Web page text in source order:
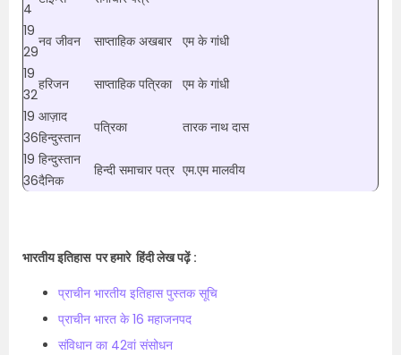
4
19
29
नव जीवन साप्ताहिक अखबार एम के गांधी
19
32
हरिजन साप्ताहिक पत्रिका एम के गांधी
19
36
आज़ाद
हिन्दुस्तान
पत्रिका
तारक नाथ दास
19
36
हिन्दुस्तान
दैनिक
हिन्दी समाचार पत्र एम.एम मालवीय
भारतीय इतिहास पर हमारे हिंदी लेख पढ़ें :
प्राचीन भारतीय इतिहास पुस्तक सूचि
प्राचीन भारत के 16 महाजनपद
संविधान का 42वां संसोधन